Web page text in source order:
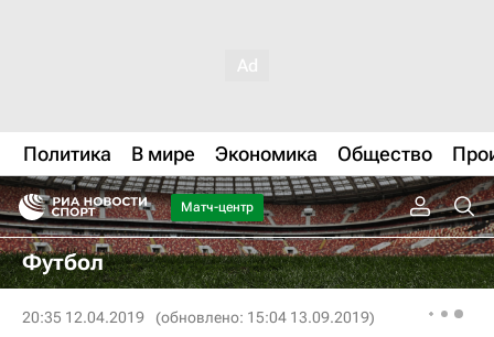
Политика В мире Экономика Общество
Матч-центр
Футбол
20:35 12.04.2019 (обновлено: 15:04 13.09.2019)